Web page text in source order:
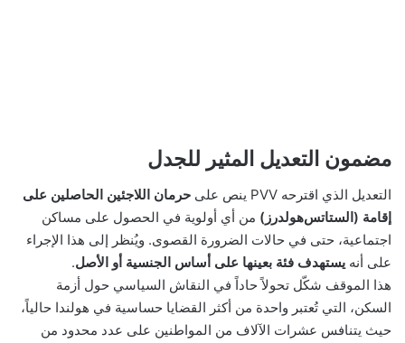
مضمون التعديل المثير للجدل
التعديل الذي اقترحه PVV ينص على
حرمان اللاجئين الحاصلين على
إقامة (الستاتس‌هولدرز) من أي أولوية في الحصول على مساكن
اجتماعية، حتى في حالات الضرورة القصوى. ويُنظر إلى هذا الإجراء
على أنه يستهدف فئة بعينها على أساس الجنسية أو الأصل.
هذا الموقف شكّل تحولاً حاداً في النقاش السياسي حول أزمة
السكن، التي تُعتبر واحدة من أكثر القضايا حساسية في هولندا حالياً،
حيث يتنافس عشرات الآلاف من المواطنين على عدد محدود من